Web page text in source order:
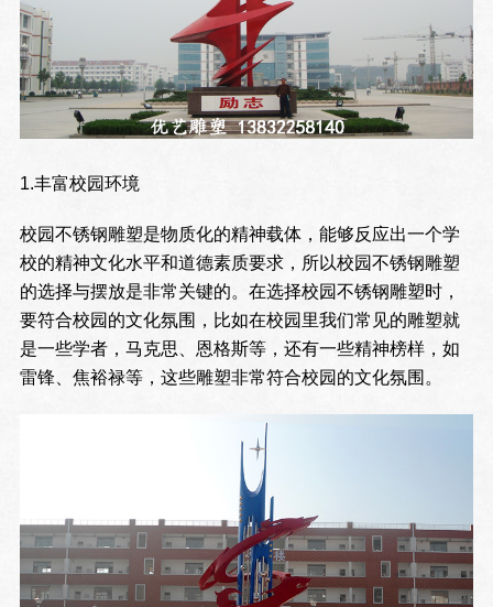
1.丰富校园环境
校园不锈钢雕塑是物质化的精神载体，能够反应出一个学
校的精神文化水平和道德素质要求，所以校园不锈钢雕塑
的选择与摆放是非常关键的。在选择校园不锈钢雕塑时，
要符合校园的文化氛围，比如在校园里我们常见的雕塑就
是一些学者，马克思、恩格斯等，还有一些精神榜样，如
雷锋、焦裕禄等，这些雕塑非常符合校园的文化氛围。